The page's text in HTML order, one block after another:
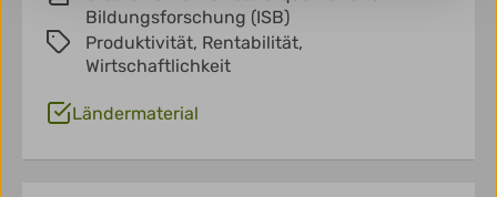
Bildungsforschung (ISB)
Produktivität, Rentabilität,
Wirtschaftlichkeit
Ländermaterial